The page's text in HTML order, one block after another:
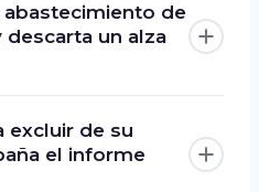
abastecimiento de
un alza
excluir de su
el informe